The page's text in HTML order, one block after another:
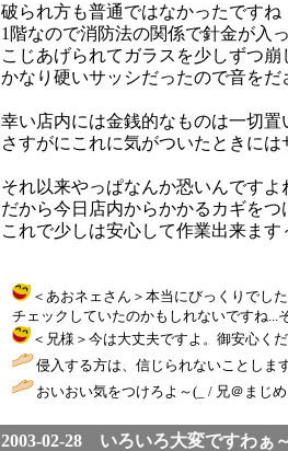
破られ方も普通ではなかったですね
1階なので消防法の関係で針金が入
こじあげられてガラスを少しずつ
かなり硬いサッシだったので音を
幸い店内には金銭的なものは一切
さすがにこれに気がついたときに
それ以来やっぱなんか恐いんですよ
だから今日店内からかかるカギをつ
これで少しは安心して作業出来ます
＜あおネェさん＞本当にびっくりでし
チェックしていたのかもしれないですね...
＜兄様＞今は大丈夫ですよ。御安心く
侵入する方は、信じられないことし
おいおい気をつけろよ～(_ / 兄＠まじ
2003-02-28 いろいろ大変ですわぁ